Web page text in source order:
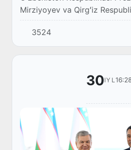
Mirziyoyev va Qirgʻiz
Sadir Japarov boʻlib oʻtgan
yakunlari boʻyicha ommaviy
vaki...
3524
30IYL